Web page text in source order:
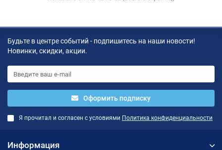
Будьте в центре событий - подпишитесь на наши новости!
Новинки, скидки, акции.
Оформить подписку
Я прочитал и согласен с условиями Политика конфиденциальности
Информация